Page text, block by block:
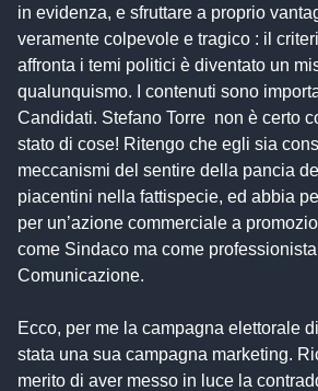
in evidenza, e sfruttare a proprio
veramente colpevole e tragico : il
affronta i temi politici è diventato un
qualunquismo. I contenuti sono
Candidati. Stefano Torre non è certo
stato di cose! Ritengo che egli sia
meccanismi del sentire della pancia
piacentini nella fattispecie, ed abbia
per un’azione commerciale a
come Sindaco ma come
Comunicazione.
Ecco, per me la campagna elettorale
stata una sua campagna marketing.
merito di aver messo in luce la